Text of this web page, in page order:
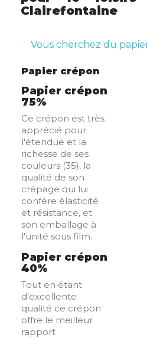
Clairefontaine
Vous cherchez du
Papier crépon
Papier crépon
75%
Ce crépon est très
apprécié pour
l'étendue et la
richesse de ses
couleurs (35), la
qualité de son
crépage qui lui
confère élasticité
et résistance, et
son emballage à
l'unité sous film.
Papier crépon
40%
Tout en étant
d'excellente
qualité ce crépon
offre le meilleur
rapport